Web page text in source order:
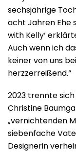
sechsjährige
acht Jahren Ehe
with Kelly‘
Auch wenn ich
keiner von uns
herzzerreißend.“
2023 trennte
Christine
„vernichtenden
siebenfache
Designerin